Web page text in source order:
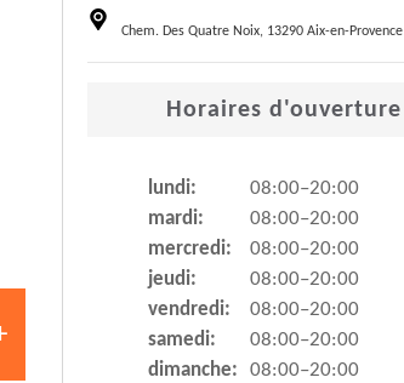
Chem. Des Quatre Noix, 13290 Aix-en-Provence
Horaires d'ouverture
lundi:
08:00–20:00
mardi:
08:00–20:00
mercredi:
08:00–20:00
jeudi:
08:00–20:00
vendredi:
08:00–20:00
samedi:
08:00–20:00
dimanche:
08:00–20:00